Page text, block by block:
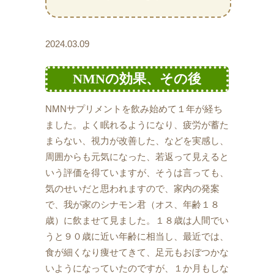
2024.03.09
NMNの効果、その後
NMNサプリメントを飲み始めて１年が経ち
ました。よく眠れるようになり、疲労が蓄た
まらない、視力が改善した、などを実感し、
周囲からも元気になった、若返って見えると
いう評価を得ていますが、そうは言っても、
気のせいだと思われますので、家内の発案
で、我が家のシナモン君（オス、年齢１８
歳）に飲ませて見ました。１８歳は人間でい
うと９０歳に近い年齢に相当し、最近では、
食が細くなり痩せてきて、足元もおぼつかな
いようになっていたのですが、１か月もしな